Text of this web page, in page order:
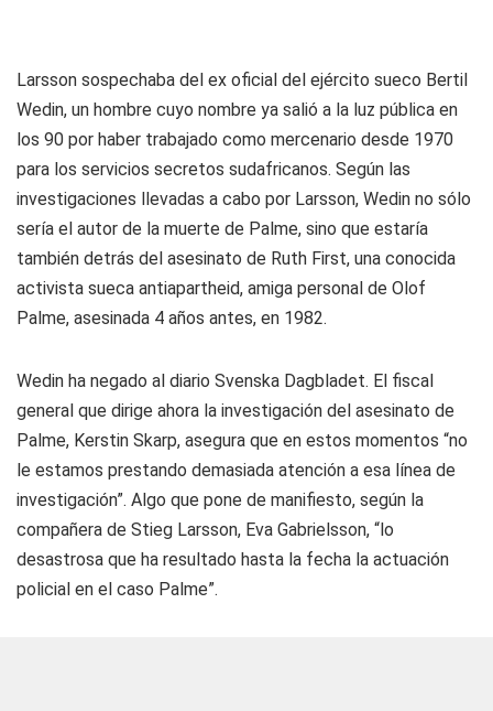
Larsson sospechaba del ex oficial del ejército sueco Bertil
Wedin, un hombre cuyo nombre ya salió a la luz pública en
los 90 por haber trabajado como mercenario desde 1970
para los servicios secretos sudafricanos. Según las
investigaciones llevadas a cabo por Larsson, Wedin no sólo
sería el autor de la muerte de Palme, sino que estaría
también detrás del asesinato de Ruth First, una conocida
activista sueca antiapartheid, amiga personal de Olof
Palme, asesinada 4 años antes, en 1982.
Wedin ha negado al diario Svenska Dagbladet. El fiscal
general que dirige ahora la investigación del asesinato de
Palme, Kerstin Skarp, asegura que en estos momentos “no
le estamos prestando demasiada atención a esa línea de
investigación”. Algo que pone de manifiesto, según la
compañera de Stieg Larsson, Eva Gabrielsson, “lo
desastrosa que ha resultado hasta la fecha la actuación
policial en el caso Palme”.